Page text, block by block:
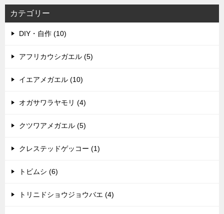
ビ
ゲ
ー
シ
カテゴリー
DIY・自作 (10)
アフリカウシガエル (5)
イエアメガエル (10)
オガサワラヤモリ (4)
クツワアメガエル (5)
クレステッドゲッコー (1)
トビムシ (6)
トリニドショウジョウバエ (4)